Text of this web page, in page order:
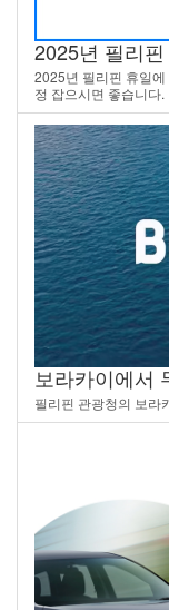
2025년 필리
2025년 필리핀 휴일
정 잡으시면 좋습니다.
보라카이에서
필리핀 관광청의 보라